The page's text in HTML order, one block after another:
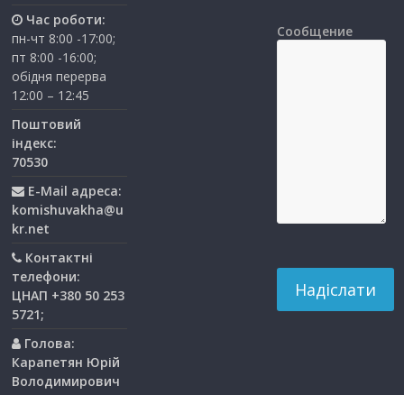
Час роботи:
пн-чт 8:00 -17:00;
пт 8:00 -16:00;
обідня перерва
12:00 – 12:45
Поштовий
індекс:
70530
E-Mail адреса:
komishuvakha@u
kr.net
Контактні
телефони:
ЦНАП +380 50 253
5721;
Голова:
Карапетян Юрій
Володимирович
Сообщение